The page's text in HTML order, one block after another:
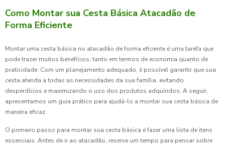
Como Montar sua Cesta Básica Atacadão de
Forma Eficiente
Montar uma cesta básica no atacadão de forma eficiente é uma tarefa que
pode trazer muitos benefícios, tanto em termos de economia quanto de
praticidade. Com um planejamento adequado, é possível garantir que sua
cesta atenda a todas as necessidades da sua família, evitando
desperdícios e maximizando o uso dos produtos adquiridos. A seguir,
apresentamos um guia prático para ajudá-lo a montar sua cesta básica de
maneira eficaz.
O primeiro passo para montar sua cesta básica é fazer uma lista de itens
essenciais. Antes de ir ao atacadão, reserve um tempo para pensar sobre